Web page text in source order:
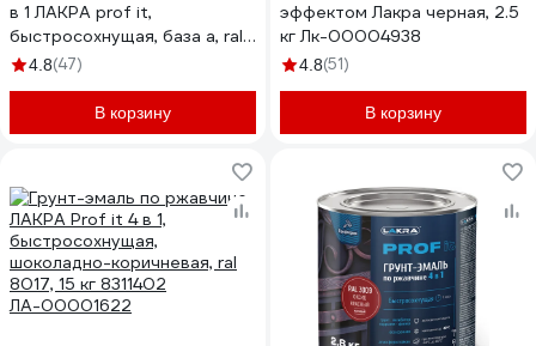
в 1 ЛАКРА prof it,
быстросохнущая, база а, ral
9003, 0.8 кг ЛА-00001591
4.8(47)
В корзину
эффектом Лакра черная, 2.5
кг Лк-00004938
4.8(51)
В корзину